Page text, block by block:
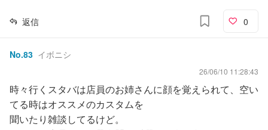
返信 0
No.83 イボニシ
26/06/10 11:28:43
時々行くスタバは店員のお姉さんに顔を覚えられて、空い
てる時はオススメのカスタムを
聞いたり雑談してるけど。